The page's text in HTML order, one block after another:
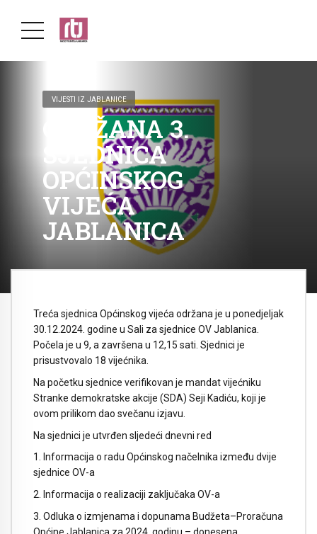
VIJESTI IZ JABLANICE
ODRŽANA 3.
SJEDNICA
OPĆINSKOG
VIJEĆA
JABLANICA
Treća sjednica Općinskog vijeća održana je u ponedjeljak
30.12.2024. godine u Sali za sjednice OV Jablanica.
Počela je u 9, a završena u 12,15 sati. Sjednici je
prisustvovalo 18 vijećnika.
Na početku sjednice verifikovan je mandat vijećniku
Stranke demokratske akcije (SDA) Seji Kadiću, koji je
ovom prilikom dao svečanu izjavu.
Na sjednici je utvrđen sljedeći dnevni red
1. Informacija o radu Općinskog načelnika između dvije
sjednice OV-a
2. Informacija o realizaciji zaključaka OV-a
3. Odluka o izmjenama i dopunama Budžeta–Proračuna